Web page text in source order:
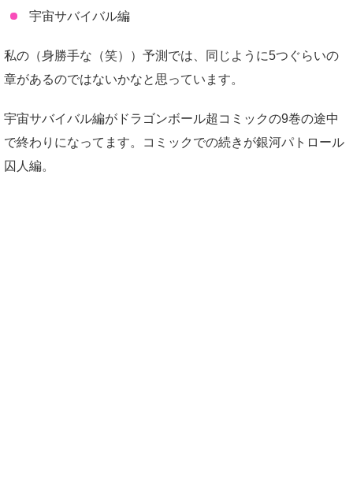
宇宙サバイバル編
私の（身勝手な（笑））予測では、同じように5つぐらいの
章があるのではないかなと思っています。
宇宙サバイバル編がドラゴンボール超コミックの9巻の途中
で終わりになってます。コミックでの続きが銀河パトロール
囚人編。